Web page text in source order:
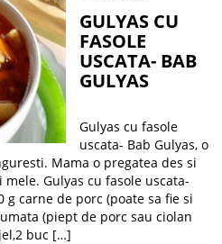
GULYAS CU
FASOLE
USCATA- BAB
GULYAS
Gulyas cu fasole
uscata- Bab Gulyas, o
Mama o pregatea des si
Gulyas cu fasole uscata-
g carne de porc (poate sa fie si
(piept de porc sau ciolan
buc […]